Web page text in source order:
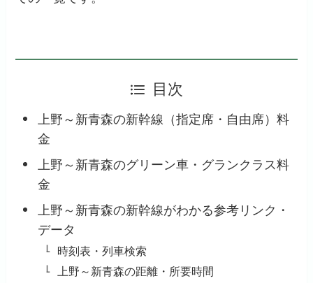
目次
上野～新青森の新幹線（指定席・自由席）料
金
上野～新青森のグリーン車・グランクラス料
金
上野～新青森の新幹線がわかる参考リンク・
データ
時刻表・列車検索
上野～新青森の距離・所要時間